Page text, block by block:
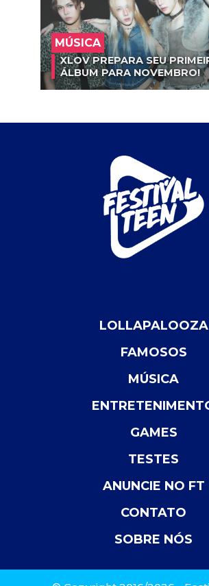
MÚSICA
XLOV PREPARA SEU
ÁLBUM PARA NOVEMBRO!
LOLLAPALOOZA
FAMOSOS
MÚSICA
GAMES
TESTES
ANUNCIE NO FT
CONTATO
SOBRE NÓS